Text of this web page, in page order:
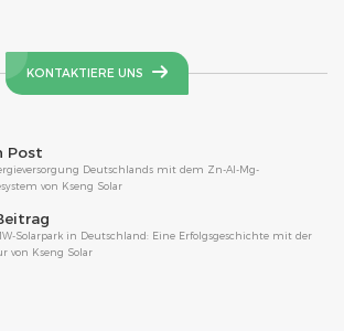
KONTAKTIERE UNS
Post
Deutschlands mit dem Zn-Al-Mg-
von Kseng Solar
Solarpark in Deutschland: Eine Erfolgsgeschichte mit der
von Kseng Solar